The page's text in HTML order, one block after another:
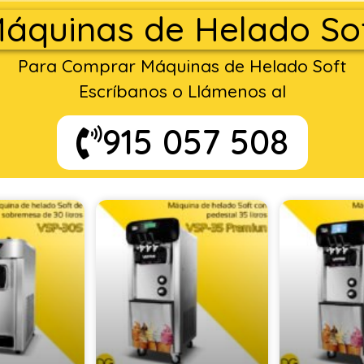
de Helado
Para Comprar Máquinas de Helado Soft
Escríbanos o Llámenos al
915 057 508